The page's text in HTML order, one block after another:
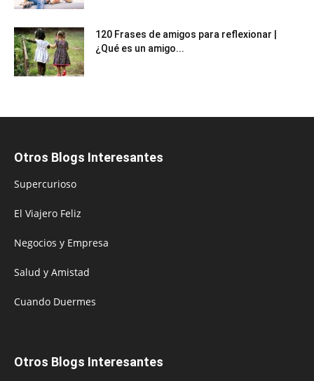
120 Frases de amigos para reflexionar |
¿Qué es un amigo...
Otros Blogs Interesantes
Supercurioso
El Viajero Feliz
Negocios y Empresa
Salud y Amistad
Cuando Duermes
Otros Blogs Interesantes